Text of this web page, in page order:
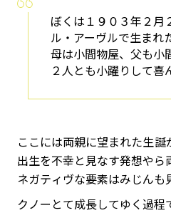
ぼくは１９０３年２月
ル・アーヴルで生まれ
母は小間物屋、父も小
２人とも小躍りして喜
ここには両親に望まれた生誕
出生を不幸と見なす発想やら
ネガティヴな要素はみじんも
クノーとて成長してゆく過程